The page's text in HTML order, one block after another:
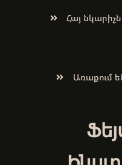
Հայ
Առաքում